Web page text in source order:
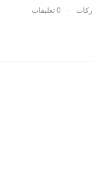
0 تعليقات